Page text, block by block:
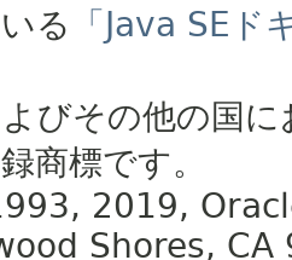
る
「Java SE
びその他の国
商標です。
2019,
Shores, CA